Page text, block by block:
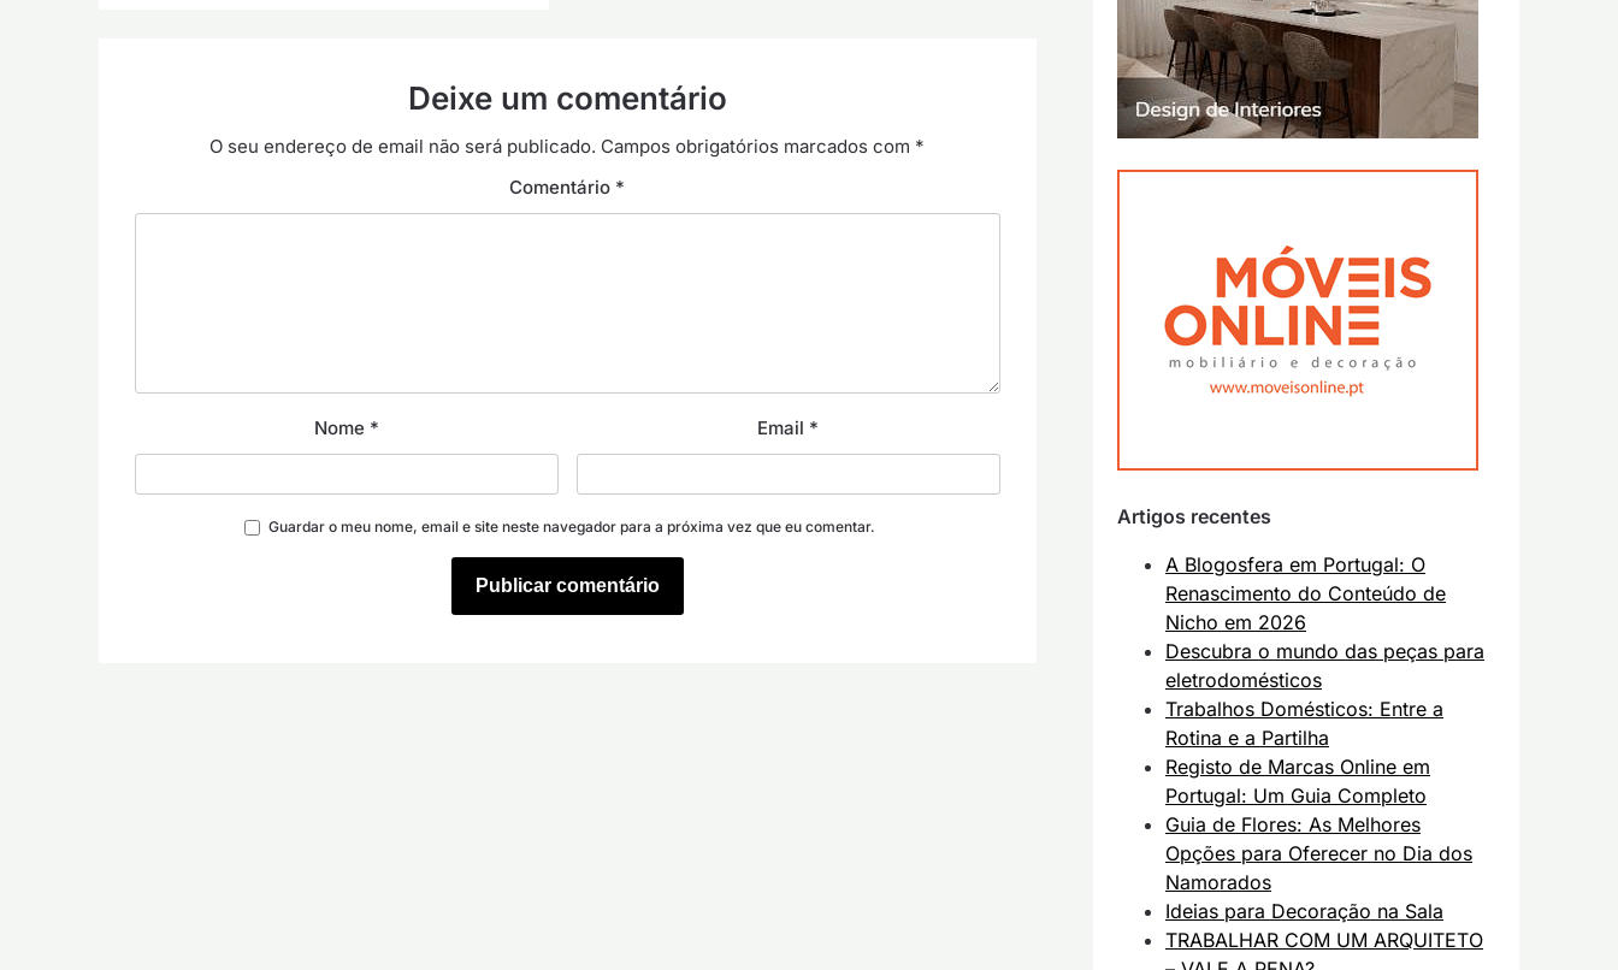
Deixe um comentário
O seu endereço de email não será publicado. Campos obrigatórios marcados com *
Comentário *
Nome * Email *
Guardar o meu nome, email e site neste navegador para a próxima vez que eu comentar.
Artigos recentes
A Blogosfera em Portugal: O
Renascimento do Conteúdo de
Nicho em 2026
Descubra o mundo das peças para
eletrodomésticos
Trabalhos Domésticos: Entre a
Rotina e a Partilha
Registo de Marcas Online em
Portugal: Um Guia Completo
Guia de Flores: As Melhores
Opções para Oferecer no Dia dos
Namorados
Ideias para Decoração na Sala
TRABALHAR COM UM ARQUITETO